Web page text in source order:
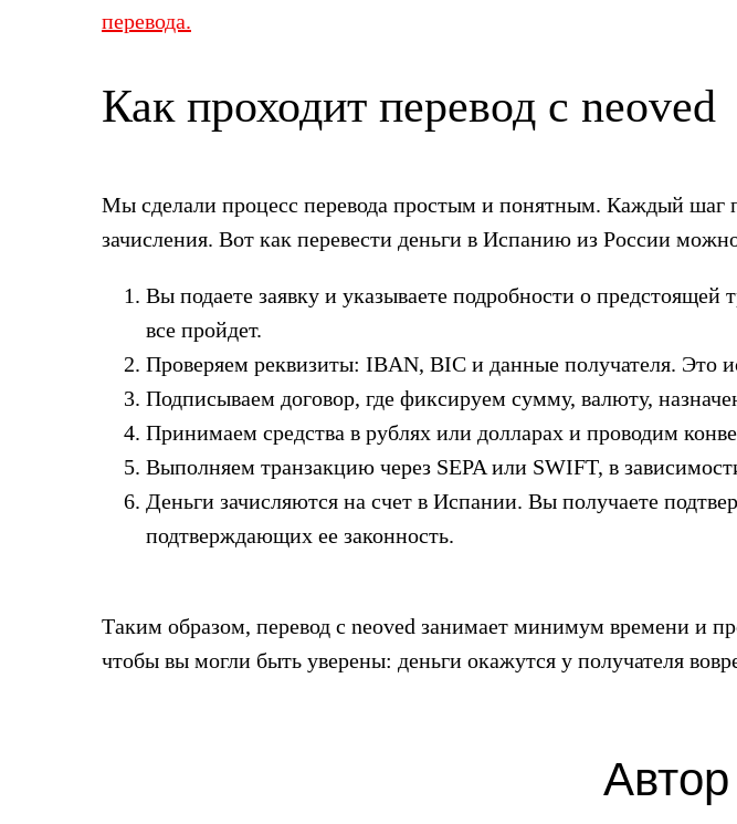
перевода.
Как проходит перевод с neoved
Мы сделали процесс перевода простым и понятным. Каждый шаг
зачисления. Вот как перевести деньги в Испанию из России
Вы подаете заявку и указываете подробности о
все пройдет.
Проверяем реквизиты: IBAN, BIC и данные получателя. Это
Подписываем договор, где фиксируем сумму, валюту,
Принимаем средства в рублях или долларах и проводим
Выполняем транзакцию через SEPA или SWIFT, в
Деньги зачисляются на счет в Испании. Вы получаете
подтверждающих ее законность.
Таким образом, перевод с neoved занимает минимум времени и
чтобы вы могли быть уверены: деньги окажутся у получателя
Автор